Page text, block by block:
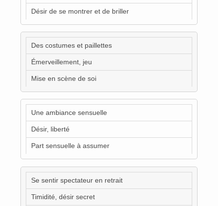
Désir de se montrer et de briller
Des costumes et paillettes
Émerveillement, jeu
Mise en scène de soi
Une ambiance sensuelle
Désir, liberté
Part sensuelle à assumer
Se sentir spectateur en retrait
Timidité, désir secret